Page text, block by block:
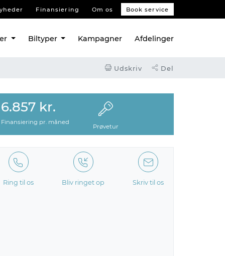
Finansiering Om os Book service
Biltyper Kampagner Afdelinger
Udskriv Del
6.857 kr.
Finansiering pr. måned
Prøvetur
Ring til os Bliv ringet op Skriv til os